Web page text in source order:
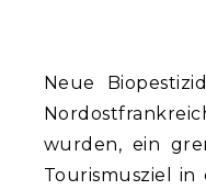
Neue
wurden, ein
Tourismusziel